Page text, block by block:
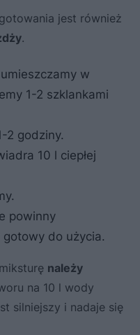
jest również
.
w
1-2 szklankami
2 godziny.
10 l ciepłej
powinny
do użycia.
należy
na 10 l wody
silniejszy i nadaje się